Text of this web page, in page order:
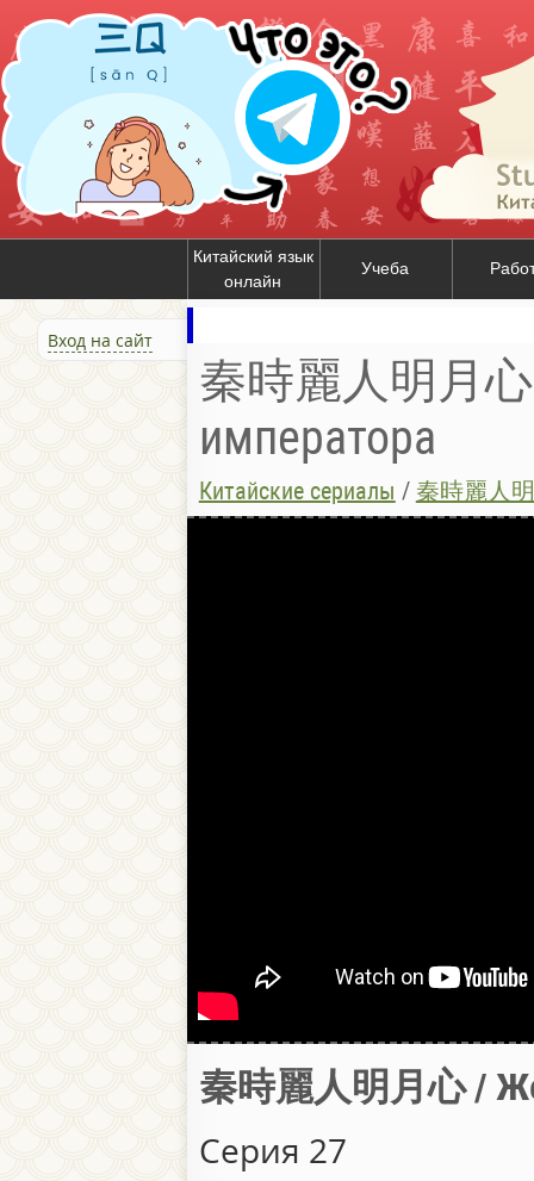
Китайский язык
онлайн
Учеба
Вход на сайт
秦時麗人明月
императора
Китайские сериалы / 秦時麗人
秦時麗人明月心 /
Серия 27